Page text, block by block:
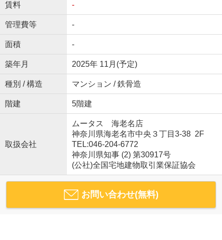
賃料 -
管理費等 -
面積 -
築年月 2025年 11月(予定)
種別 / 構造 マンション / 鉄骨造
階建 5階建
取扱会社
ムータス 海老名店
神奈川県海老名市中央３丁目3-38 2F
TEL:046-204-6772
神奈川県知事 (2) 第30917号
(公社)全国宅地建物取引業保証協会
お問い合わせ(無料)